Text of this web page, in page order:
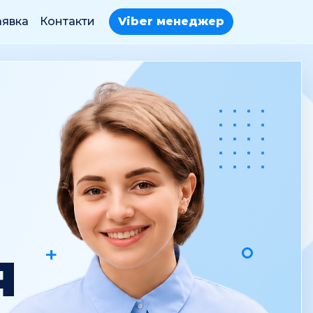
Контакти Viber менеджер
+